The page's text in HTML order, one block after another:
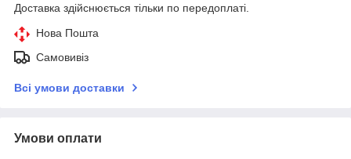
Доставка здійснюється тільки по передоплаті.
Нова Пошта
Самовивіз
Всі умови доставки
Умови оплати